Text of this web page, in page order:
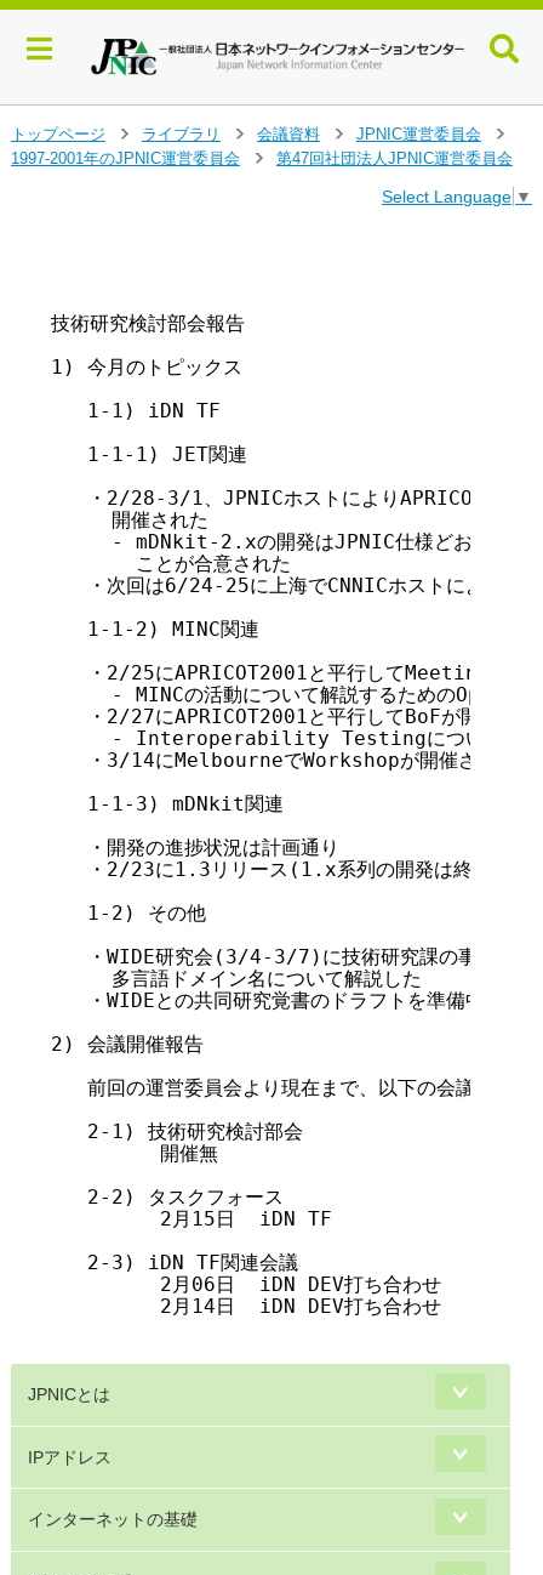
イ
トップページ
>
ライブラリ
>
会議資料
>
JPNIC運営委員会
>
1997-2001年のJPNIC運営委員会
第47回社団法人JPNIC運営委員会
Select Language ▼
技術研究検討部会報告
1) 今月のトピックス
   1-1) iDN TF
   1-1-1) JET関連
・2/28-3/1、JPNICホストによりAPRICOT2001と
     開催された
- mDNkit-2.xの開発はJPNIC仕様どおりに進
       ことが合意された
・次回は6/24-25に上海でCNNICホストにより開
   1-1-2) MINC関連
・2/25にAPRICOT2001と平行してMeetingが開
- MINCの活動について解説するためのOpen
・2/27にAPRICOT2001と平行してBoFが開催され
- Interoperability Testingについての
   ・3/14にMelbourneでWorkshopが開催される
   1-1-3) mDNkit関連
   ・開発の進捗状況は計画通り
   ・2/23に1.3リリース(1.x系列の開発は終了)
   1-2) その他
・WIDE研究会(3/4-3/7)に技術研究課の事務局員
     多言語ドメイン名について解説した
   ・WIDEとの共同研究覚書のドラフトを準備中
2) 会議開催報告
前回の運営委員会より現在まで、以下の会議を開催
   2-1) 技術研究検討部会
         開催無
   2-2) タスクフォース
         2月15日  iDN TF
   2-3) iDN TF関連会議
         2月06日  iDN DEV打ち合わせ
         2月14日  iDN DEV打ち合わせ
JPNICとは
IPアドレス
インターネットの基礎